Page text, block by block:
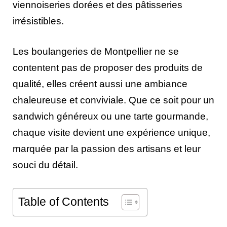
viennoiseries dorées et des pâtisseries
irrésistibles.
Les boulangeries de Montpellier ne se
contentent pas de proposer des produits de
qualité, elles créent aussi une ambiance
chaleureuse et conviviale. Que ce soit pour un
sandwich généreux ou une tarte gourmande,
chaque visite devient une expérience unique,
marquée par la passion des artisans et leur
souci du détail.
Table of Contents